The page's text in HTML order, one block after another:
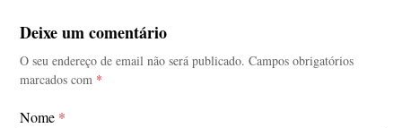
Deixe um comentário
O seu endereço de email não será publicado. Campos obrigatórios
marcados com *
Nome *